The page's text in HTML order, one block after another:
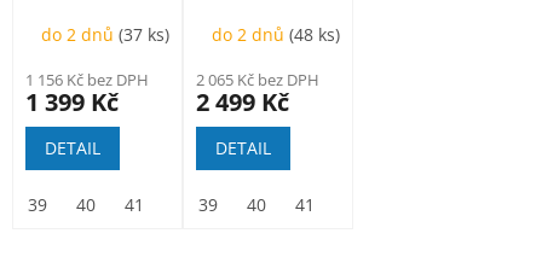
do 2 dnů(37 ks)
1 156 Kč bez DPH
1 399 Kč
DETAIL
39 40 41
do 2 dnů(48 ks)
2 065 Kč bez DPH
2 499 Kč
DETAIL
39 40 41